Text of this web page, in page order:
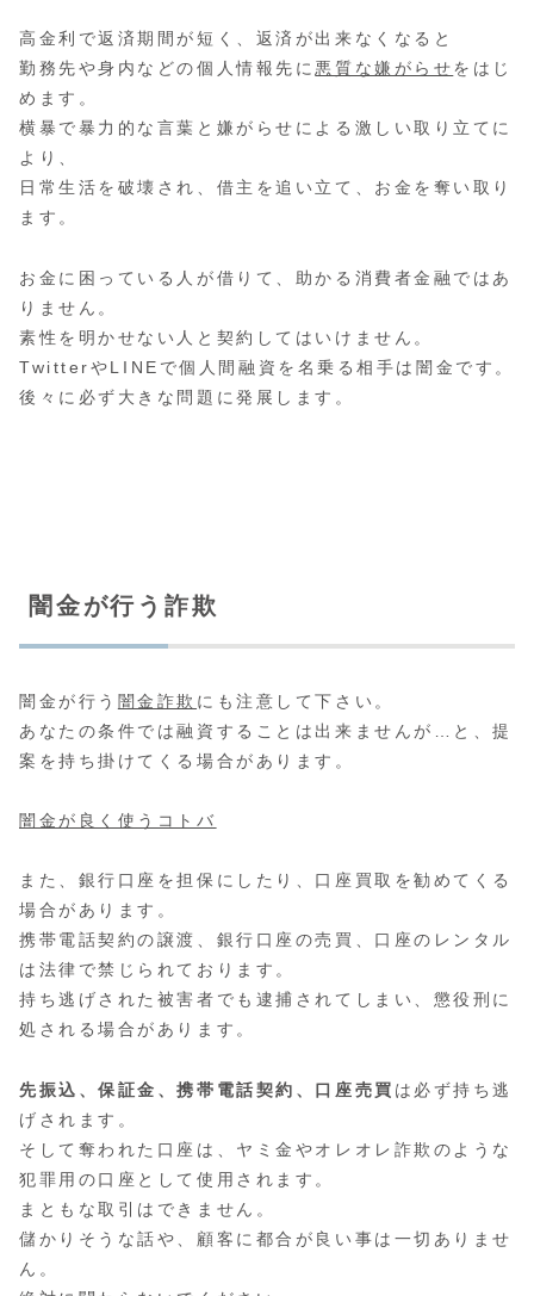
高金利で返済期間が短く、返済が出来なくなると
勤務先や身内などの個人情報先に悪質な嫌がらせをはじ
めます。
横暴で暴力的な言葉と嫌がらせによる激しい取り立てに
より、
日常生活を破壊され、借主を追い立て、お金を奪い取り
ます。
お金に困っている人が借りて、助かる消費者金融ではあ
りません。
素性を明かせない人と契約してはいけません。
TwitterやLINEで個人間融資を名乗る相手は闇金です。
後々に必ず大きな問題に発展します。
闇金が行う詐欺
闇金が行う 闇金詐欺 にも注意して下さい。
あなたの条件では融資することは出来ませんが…と、提
案を持ち掛けてくる場合があります。
闇金が良く使うコトバ
また、銀行口座を担保にしたり、口座買取を勧めてくる
場合があります。
携帯電話契約の譲渡、銀行口座の売買、口座のレンタル
は法律で禁じられております。
持ち逃げされた被害者でも逮捕されてしまい、懲役刑に
処される場合があります。
先振込、保証金、携帯電話契約、口座売買 は必ず持ち逃
げされます。
そして奪われた口座は、ヤミ金やオレオレ詐欺のような
犯罪用の口座として使用されます。
まともな取引はできません。
儲かりそうな話や、顧客に都合が良い事は一切ありませ
ん。